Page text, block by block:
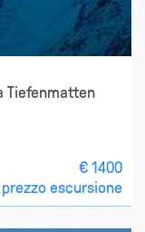
Tiefenmatten
€ 1400
prezzo escursione